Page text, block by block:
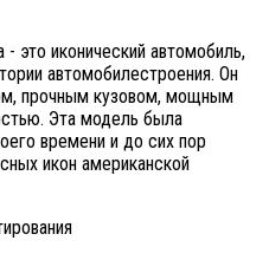
это иконический автомобиль,
автомобилестроения. Он
прочным кузовом, мощным
Эта модель была
времени и до сих пор
икон американской